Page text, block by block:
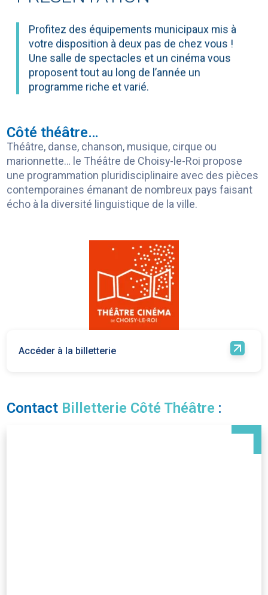
Profitez des équipements municipaux mis à
votre disposition à deux pas de chez vous !
Une salle de spectacles et un cinéma vous
proposent tout au long de l’année un
programme riche et varié.
Côté théâtre…
Théâtre, danse, chanson, musique, cirque ou
marionnette… le Théâtre de Choisy-le-Roi propose
une programmation pluridisciplinaire avec des pièces
contemporaines émanant de nombreux pays faisant
écho à la diversité linguistique de la ville.
Accéder à la billetterie
Contact Billetterie Côté Théâtre :